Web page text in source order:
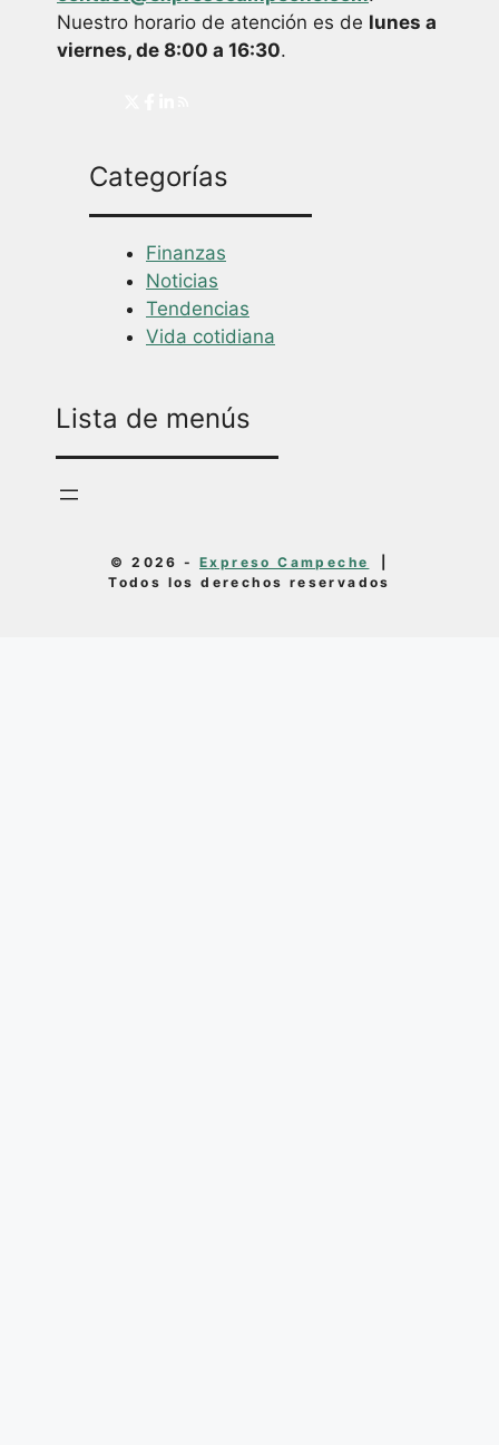
Nuestro horario de atención es de lunes a
viernes, de 8:00 a 16:30.
Categorías
Finanzas
Noticias
Tendencias
Vida cotidiana
Lista de menús
© 2026 - Expreso Campeche
Todos los derechos reservados